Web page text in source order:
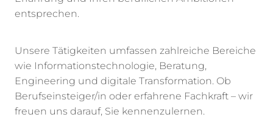
entsprechen.
Unsere Tätigkeiten umfassen zahlreiche Bereiche
wie Informationstechnologie, Beratung,
Engineering und digitale Transformation. Ob
Berufseinsteiger/in oder erfahrene Fachkraft – wir
freuen uns darauf, Sie kennenzulernen.